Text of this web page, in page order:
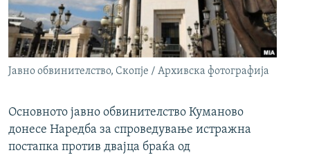
РСЕ веб страници
Јавно обвинителство, Скопје / Архивска фотографија
Основното јавно обвинителство Куманово
донесе Наредба за спроведување истражна
постапка против двајца браќа од